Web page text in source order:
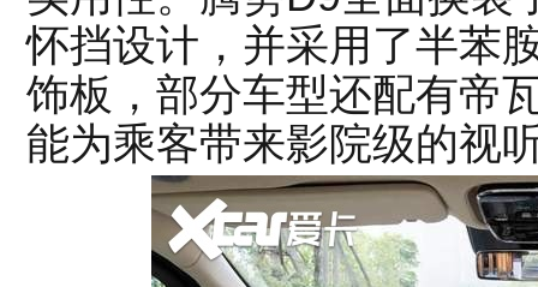
怀挡设计，并采用了半苯
饰板，部分车型还配有帝
能为乘客带来影院级的视